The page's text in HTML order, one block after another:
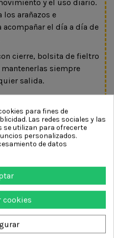
y el uso diario.
los arañazos e
el día a día de
cierre, bolsita de fieltro
siempre
salida.
y duraderas que
y diseño para
7 capas
e irrompibles
para fines de
Las redes sociales y las
se utilizan para ofrecerte
personalizados.
de datos
cookies